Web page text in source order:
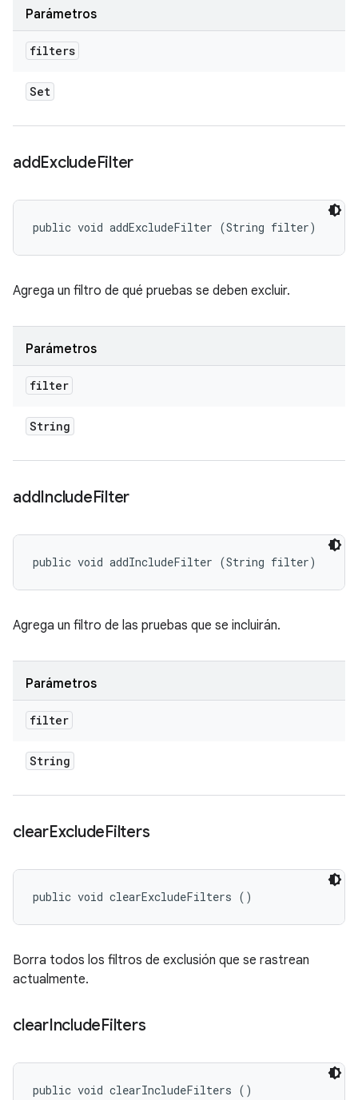
Parámetros
filters
Set
addExcludeFilter
public void addExcludeFilter (String filter)
Agrega un filtro de qué pruebas se deben excluir.
Parámetros
filter
String
addIncludeFilter
public void addIncludeFilter (String filter)
Agrega un filtro de las pruebas que se incluirán.
Parámetros
filter
String
clearExcludeFilters
public void clearExcludeFilters ()
Borra todos los filtros de exclusión que se rastrean
actualmente.
clearIncludeFilters
public void clearIncludeFilters ()